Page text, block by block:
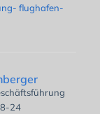
flughafen-
24